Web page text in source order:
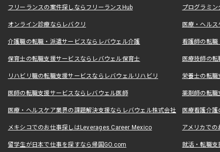
フリーランスの案件探しならフリーランスHub プログラミ
オンライン診療ならレバクリ 医療・ヘル
介護職の転職・派遣サービスならレバウェル介護 看護師の転
保育士の転職支援サービスならレバウェル保育士 医療技師の
リハビリ職の転職支援サービスならレバウェルリハビリ 栄養士の転
医師の転職支援サービスならレバウェル医師 薬剤師の転
医療・ヘルスケア業界の課題解決支援ならレバウェル株式会社 医療看護介
メキシコでのお仕事探しはLeverages Career Mexico アメリカで
留学生が日本で仕事を探すなら帰国GO.com 就活・転職